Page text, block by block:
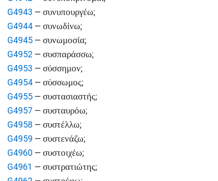
G4943 — συνυπουργέω;
G4944 — συνωδίνω;
G4945 — συνωμοσία;
G4952 — συσπαράσσω;
G4953 — σύσσημον;
G4954 — σύσσωμος;
G4955 — συστασιαστής;
G4957 — συσταυρόω;
G4958 — συστέλλω;
G4959 — συστενάζω;
G4960 — συστοιχέω;
G4961 — συστρατιώτης;